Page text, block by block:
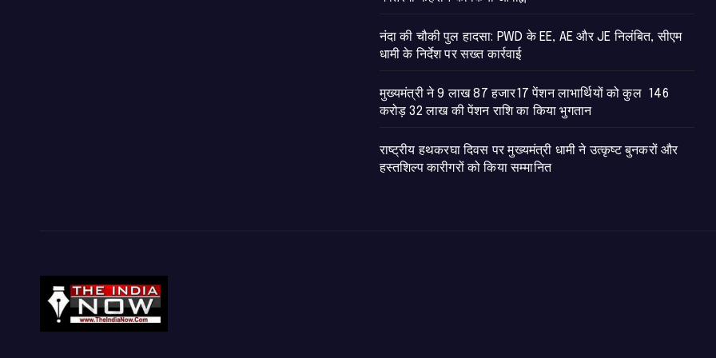
नंदा की चौकी पुल हादसा: PWD के EE, AE और JE निलंबित, सीएम
धामी के निर्देश पर सख्त कार्रवाई
मुख्यमंत्री ने 9 लाख 87 हजार17 पेंशन लाभार्थियों को कुल 146
करोड़ 32 लाख की पेंशन राशि का किया भुगतान
राष्ट्रीय हथकरघा दिवस पर मुख्यमंत्री धामी ने उत्कृष्ट बुनकरों और
हस्तशिल्प कारीगरों को किया सम्मानित